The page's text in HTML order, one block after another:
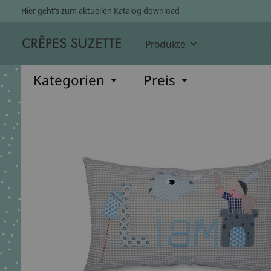
Hier geht’s zum aktuellen Katalog download
Produkte
Kategorien Preis